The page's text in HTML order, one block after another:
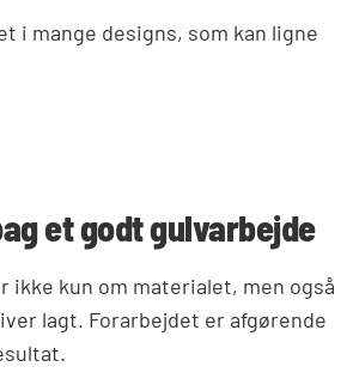
i mange designs, som kan ligne
et godt gulvarbejde
ikke kun om materialet, men også
lagt. Forarbejdet er afgørende